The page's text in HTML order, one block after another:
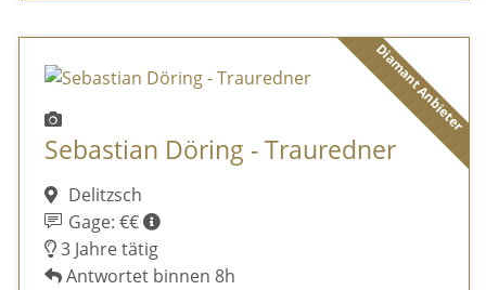
Diamant Anbieter
Sebastian Döring - Trauredner
Delitzsch
Gage: €€
3 Jahre tätig
Antwortet binnen 8h